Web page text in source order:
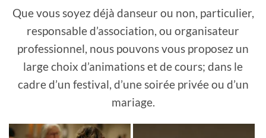
Que vous soyez déjà danseur ou non, particulier,
responsable d’association, ou organisateur
professionnel, nous pouvons vous proposez un
large choix d’animations et de cours; dans le
cadre d’un festival, d’une soirée privée ou d’un
mariage.